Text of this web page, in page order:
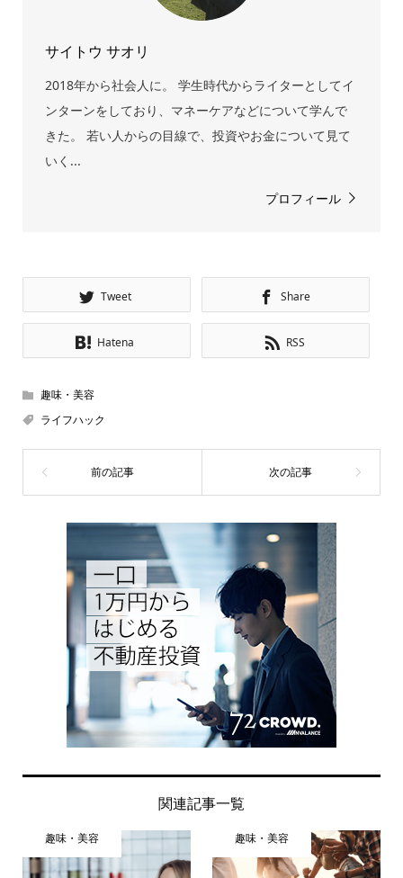
サイトウ サオリ
2018年から社会人に。 学生時代からライターとしてイ
ンターンをしており、マネーケアなどについて学んで
きた。 若い人からの目線で、投資やお金について見て
いく...
プロフィール
Tweet Share
Hatena RSS
趣味・美容
ライフハック
関連記事一覧
趣味・美容 趣味・美容